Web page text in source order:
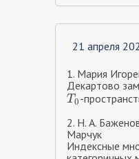
21 апреля
1. Мария
Декартово
T0
T0-
2. Н. А.
Марчук
Индексные